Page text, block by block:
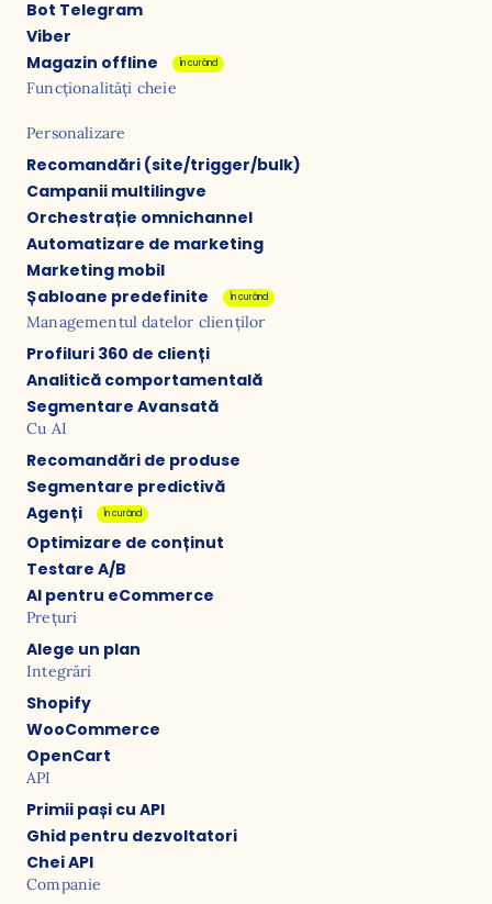
Bot Telegram
Viber
Magazin offline
În curând
Funcționalități cheie
Personalizare
Recomandări (site/trigger/bulk)
Campanii multilingve
Orchestrație omnichannel
Automatizare de marketing
Marketing mobil
Șabloane predefinite
În curând
Managementul datelor clienților
Profiluri 360 de clienți
Analitică comportamentală
Segmentare Avansată
Cu AI
Recomandări de produse
Segmentare predictivă
Agenți
În curând
Optimizare de conținut
Testare A/B
AI pentru eCommerce
Prețuri
Alege un plan
Integrări
Shopify
WooCommerce
OpenCart
API
Primii pași cu API
Ghid pentru dezvoltatori
Chei API
Companie